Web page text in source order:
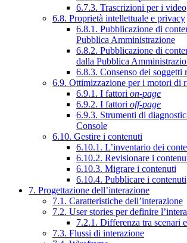
6.7.3. Trascrizioni per i video
6.8. Proprietà intellettuale e privacy
6.8.1. Pubblicazione di
Pubblica Amministrazione
6.8.2. Pubblicazione di
dalla Pubblica
6.8.3. Consenso dei soggetti
6.9. Ottimizzazione per i motori di
6.9.1. I fattori on-page
6.9.2. I fattori off-page
6.9.3. Strumenti di
Console
6.10. Gestire i contenuti
6.10.1. L’inventario dei
6.10.2. Revisionare i
6.10.3. Migrare i contenuti
6.10.4. Pubblicare i contenuti
7. Progettazione dell’interazione
7.1. Caratteristiche dell’interazione
7.2. User stories per definire
7.2.1. Differenza tra scenari
7.3. Flussi di interazione